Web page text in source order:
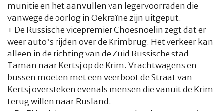
munitie en het aanvullen van legervoorraden die
vanwege de oorlog in Oekraïne zijn uitgeput.
+ De Russische vicepremier Choesnoelin zegt dat er
weer auto’s rijden over de Krimbrug. Het verkeer kan
alleen in de richting van de Zuid Russische stad
Taman naar Kertsj op de Krim. Vrachtwagens en
bussen moeten met een veerboot de Straat van
Kertsj oversteken evenals mensen die vanuit de Krim
terug willen naar Rusland.